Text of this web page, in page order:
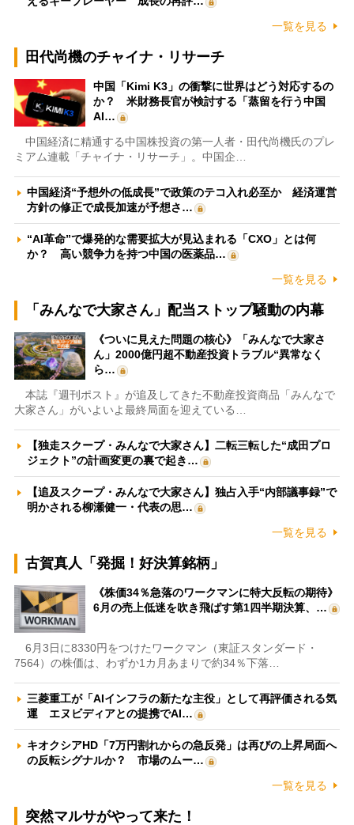
一覧を見る
田代尚機のチャイナ・リサーチ
中国「Kimi K3」の衝撃に世界はどう対応するの
か？ 米財務長官が検討する「蒸留を行う中国
AI…
中国経済に精通する中国株投資の第一人者・田代尚機氏のプレ
ミアム連載「チャイナ・リサーチ」。中国企…
中国経済“予想外の低成長”で政策のテコ入れ必至か 経済運営
方針の修正で成長加速が予想さ…
“AI革命”で爆発的な需要拡大が見込まれる「CXO」とは何
か？ 高い競争力を持つ中国の医薬品…
一覧を見る
「みんなで大家さん」配当ストップ騒動の内幕
《ついに見えた問題の核心》「みんなで大家さ
ん」2000億円超不動産投資トラブル“異常なく
ら…
本誌『週刊ポスト』が追及してきた不動産投資商品「みんなで
大家さん」がいよいよ最終局面を迎えている…
【独走スクープ・みんなで大家さん】二転三転した“成田プロ
ジェクト”の計画変更の裏で起き…
【追及スクープ・みんなで大家さん】独占入手“内部議事録”で
明かされる柳瀬健一・代表の思…
一覧を見る
古賀真人「発掘！好決算銘柄」
《株価34％急落のワークマンに特大反転の期待》
6月の売上低迷を吹き飛ばす第1四半期決算、…
6月3日に8330円をつけたワークマン（東証スタンダード・
7564）の株価は、わずか1カ月あまりで約34％下落…
三菱重工が「AIインフラの新たな主役」として再評価される気
運 エヌビディアとの提携でAI…
キオクシアHD「7万円割れからの急反発」は再びの上昇局面へ
の反転シグナルか？ 市場のムー…
一覧を見る
突然マルサがやって来た！